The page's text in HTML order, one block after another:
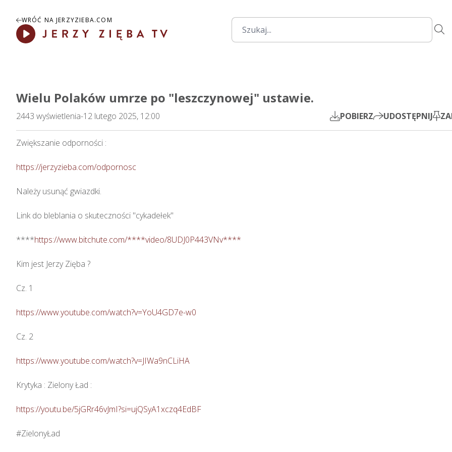
WRÓĆ NA JERZYZIEBA.COM
Play
Wielu Polaków umrze po "leszczynowej" ustawie.
2443 wyświetlenia-12 lutego 2025, 12:00 POBIERZ UDOSTĘPNIJ
Zwiększanie odporności :
https://jerzyzieba.com/odpornosc
Należy usunąć gwiazdki.
Link do bleblania o skuteczności "cykadełek"
****https://www.bitchute.com/****video/8UDJ0P443VNv****
Kim jest Jerzy Zięba ?
Cz. 1
https://www.youtube.com/watch?v=YoU4GD7e-w0
Cz. 2
https://www.youtube.com/watch?v=JIWa9nCLiHA
Krytyka : Zielony Ład :
https://youtu.be/5jGRr46vJmI?si=ujQSyA1xczq4EdBF
#ZielonyŁad